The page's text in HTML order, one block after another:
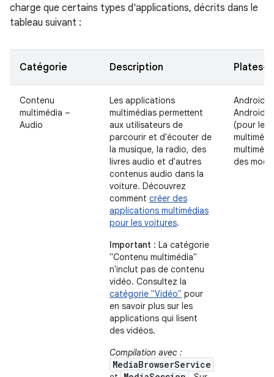
charge que certains types d'applications, décrits dans le
tableau suivant :
Catégorie Description Plates-
Contenu
multimédia –
Audio
Les applications
multimédias permettent
aux utilisateurs de
parcourir et d'écouter de
la musique, la radio, des
livres audio et d'autres
contenus audio dans la
voiture. Découvrez
comment créer des
applications multimédias
pour les voitures.
Important : La catégorie
"Contenu multimédia"
n'inclut pas de contenu
vidéo. Consultez la
catégorie "Vidéo" pour
en savoir plus sur les
applications qui lisent
des vidéos.
Compilation avec :
MediaBrowserService
Android
Android
(pour les
des